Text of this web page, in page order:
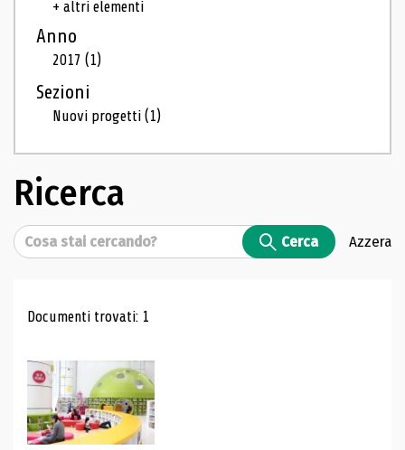
+ altri elementi
Anno
2017(1)
Sezioni
Nuovi progetti(1)
Ricerca
Cerca Cerca Azzera
Risultati di ricerca
Documenti trovati: 1